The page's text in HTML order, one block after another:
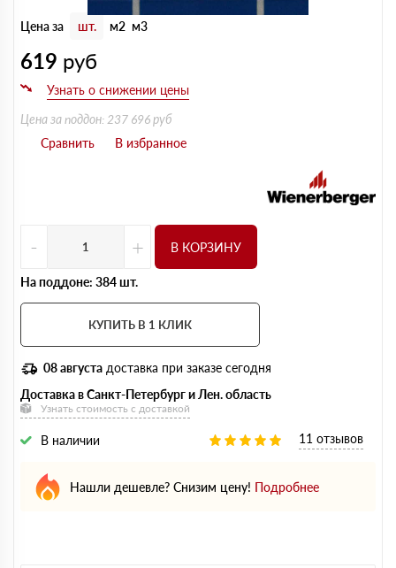
Цена за шт. м2 м3
619 руб
Цена за поддон: 237 696 руб
- + В КОРЗИНУ
На поддоне: 384 шт.
КУПИТЬ В 1 КЛИК
08 августа доставка при заказе сегодня
Доставка в Санкт-Петербург и Лен. область
Узнать стоимость с доставкой
В наличии 11 отзывов
Нашли дешевле? Снизим цену! Подробнее